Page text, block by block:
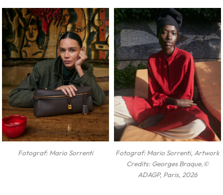
Fotograf: Mario Sorrenti
Fotograf: Mario Sorrenti, Artwork
Credits: Georges Braque,©️
ADAGP, Paris, 2026